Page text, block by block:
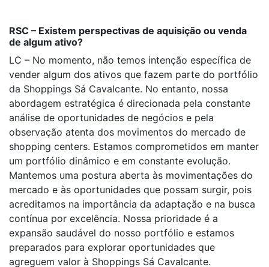
RSC – Existem perspectivas de aquisição ou venda
de algum ativo?
LC – No momento, não temos intenção específica de
vender algum dos ativos que fazem parte do portfólio
da Shoppings Sá Cavalcante. No entanto, nossa
abordagem estratégica é direcionada pela constante
análise de oportunidades de negócios e pela
observação atenta dos movimentos do mercado de
shopping centers. Estamos comprometidos em manter
um portfólio dinâmico e em constante evolução.
Mantemos uma postura aberta às movimentações do
mercado e às oportunidades que possam surgir, pois
acreditamos na importância da adaptação e na busca
contínua por excelência. Nossa prioridade é a
expansão saudável do nosso portfólio e estamos
preparados para explorar oportunidades que
agreguem valor à Shoppings Sá Cavalcante.